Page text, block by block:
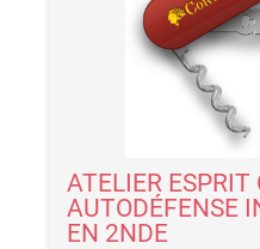
ATELIER ESPRIT
AUTODÉFENSE
EN 2NDE